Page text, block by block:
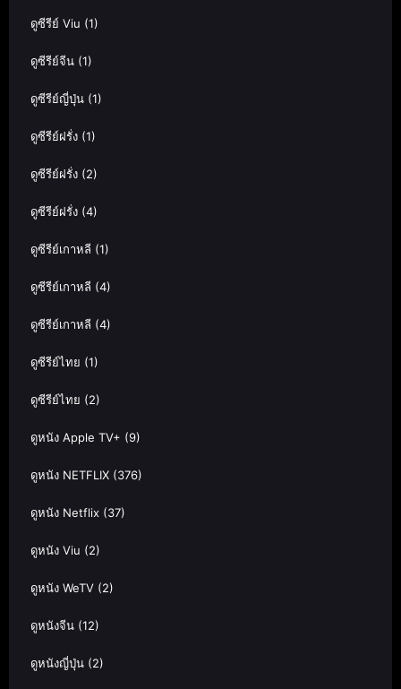
ดูซีรีย์ Viu (1)
ดูซีรีย์จีน (1)
ดูซีรีย์ญี่ปุ่น (1)
ดูซีรีย์ฝรั่ง (1)
ดูซีรีย์ฝรั่ง (2)
ดูซีรีย์ฝรั่ง (4)
ดูซีรีย์เกาหลี (1)
ดูซีรีย์เกาหลี (4)
ดูซีรีย์เกาหลี (4)
ดูซีรีย์ไทย (1)
ดูซีรีย์ไทย (2)
ดูหนัง Apple TV+ (9)
ดูหนัง NETFLIX (376)
ดูหนัง Netflix (37)
ดูหนัง Viu (2)
ดูหนัง WeTV (2)
ดูหนังจีน (12)
ดูหนังญี่ปุ่น (2)